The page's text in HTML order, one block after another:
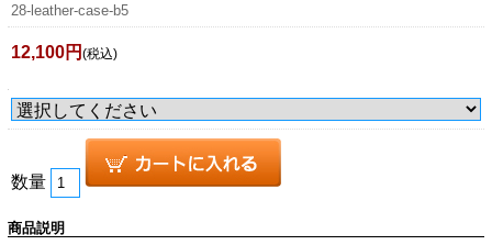
28-leather-case-b5
12,100円 (税込)
数量
商品説明